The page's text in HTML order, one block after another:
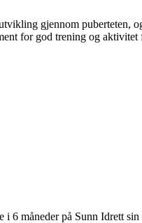
gjennom puberteten,
for god trening og
6 måneder på Sunn Idrett sin